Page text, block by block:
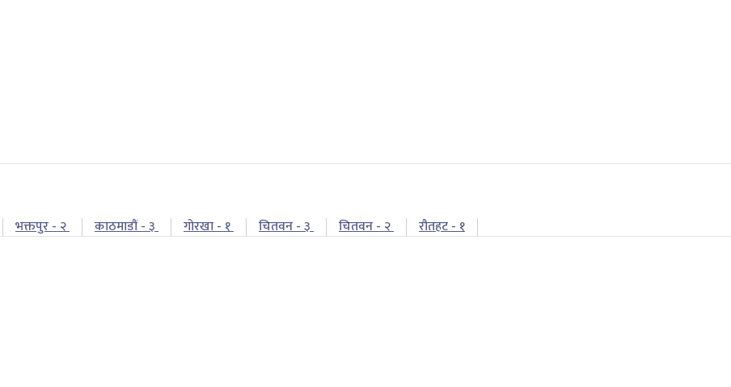
भक्तपुर - २ काठमाडौं - ३ गोरखा - १ चितवन - ३ चितवन - २ रौतहट - १